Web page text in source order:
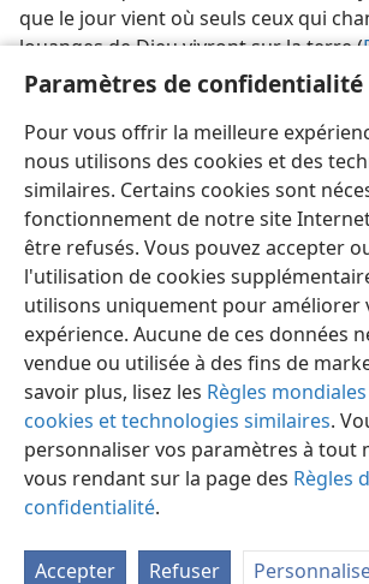
Paramètres de confidentialité
Pour vous offrir la meilleure
nous utilisons des cookies et des
similaires. Certains cookies sont
fonctionnement de notre site
être refusés. Vous pouvez accepter
l'utilisation de cookies
utilisons uniquement pour améliorer
expérience. Aucune de ces données
vendue ou utilisée à des fins de
savoir plus, lisez les Règles
cookies et technologies similaires.
personnaliser vos paramètres à tout
vous rendant sur la page des Règles
confidentialité.
Accepter Refuser
que le jour vient où seuls ceux qui
louanges de Dieu vivront sur la terre (
150:1-6). Par conséquent, choisissez
cœur loin de ce but.
Français Partager
Copyright © 2026 Watch Tower Bible and Tract
Conditions d’utilisation
Règles de
Paramètres de confidentialité